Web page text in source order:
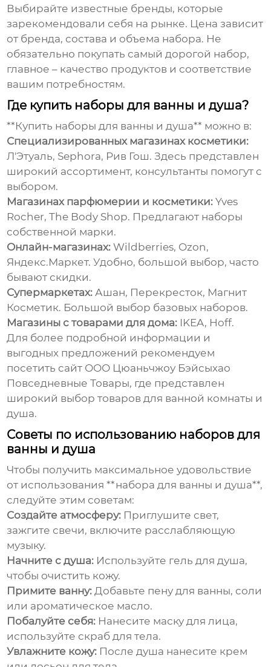
Выбирайте известные бренды, которые
зарекомендовали себя на рынке. Цена зависит
от бренда, состава и объема набора. Не
обязательно покупать самый дорогой набор,
главное – качество продуктов и соответствие
вашим потребностям.
Где купить наборы для ванны и душа?
**Купить наборы для ванны и душа** можно в:
Специализированных магазинах косметики:
Л'Этуаль, Sephora, Рив Гош. Здесь представлен
широкий ассортимент, консультанты помогут с
выбором.
Магазинах парфюмерии и косметики: Yves
Rocher, The Body Shop. Предлагают наборы
собственной марки.
Онлайн-магазинах: Wildberries, Ozon,
Яндекс.Маркет. Удобно, большой выбор, часто
бывают скидки.
Супермаркетах: Ашан, Перекресток, Магнит
Косметик. Большой выбор базовых наборов.
Магазины с товарами для дома: IKEA, Hoff.
Для более подробной информации и
выгодных предложений рекомендуем
посетить сайт ООО Цюаньчжоу Бэйсыхао
Повседневные Товары, где представлен
широкий выбор товаров для ванной комнаты и
душа.
Советы по использованию наборов для
ванны и душа
Чтобы получить максимальное удовольствие
от использования **набора для ванны и душа**,
следуйте этим советам:
Создайте атмосферу: Приглушите свет,
зажгите свечи, включите расслабляющую
музыку.
Начните с душа: Используйте гель для душа,
чтобы очистить кожу.
Примите ванну: Добавьте пену для ванны, соли
или ароматическое масло.
Побалуйте себя: Нанесите маску для лица,
используйте скраб для тела.
Увлажните кожу: После душа нанесите крем